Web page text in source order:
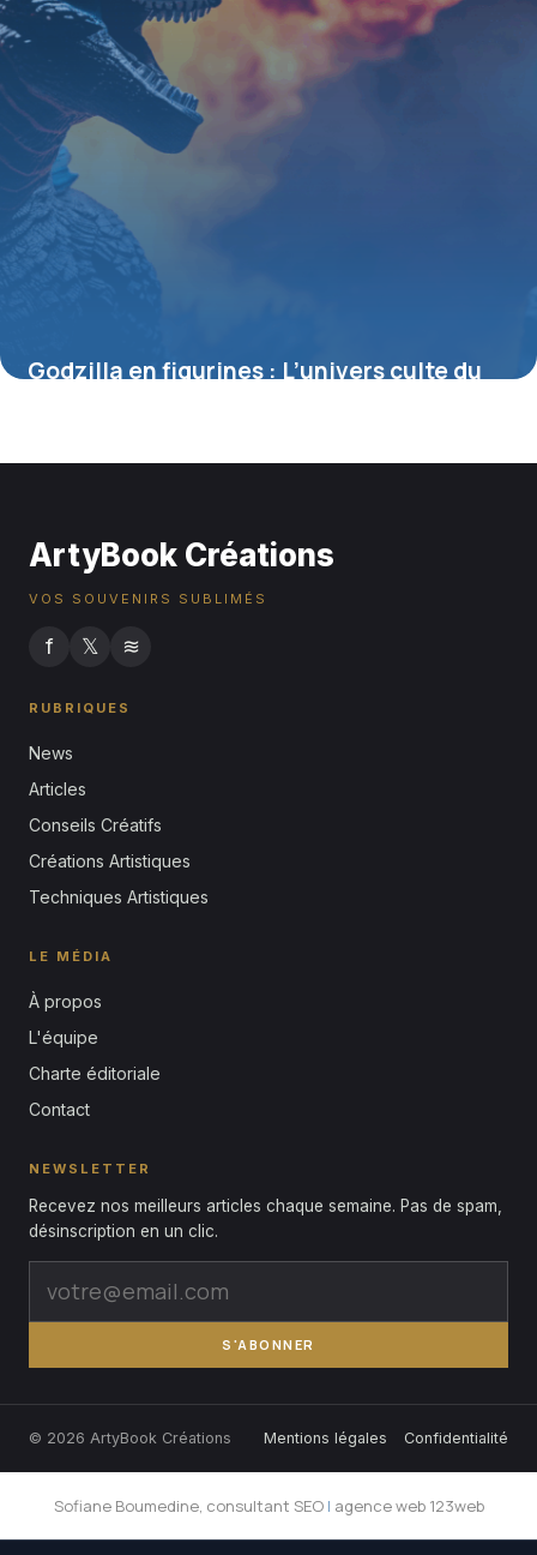
Godzilla en figurines : L’univers culte du
ArtyBook Créations
VOS SOUVENIRS SUBLIMÉS
f 𝕏 ≋
RUBRIQUES
News
Articles
Conseils Créatifs
Créations Artistiques
Techniques Artistiques
LE MÉDIA
À propos
L'équipe
Charte éditoriale
Contact
NEWSLETTER
Recevez nos meilleurs articles chaque semaine. Pas de spam,
désinscription en un clic.
S'ABONNER
© 2026 ArtyBook Créations Mentions légales Confidentialité
Sofiane Boumedine, consultant SEO| agence web 123web